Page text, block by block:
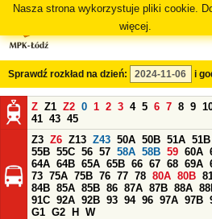
Nasza strona wykorzystuje pliki cookie.
więcej.
Sprawdź rozkład na dzień: i
Z Z1 Z2 0 1 2 3 4 5 6 7 8 9
41 43 45
Z3 Z6 Z13 Z43 50A 50B 51A 51B
55B 55C 56 57 58A 58B 59 60A
64A 64B 65A 65B 66 67 68 69A
73 75A 75B 76 77 78 80A 80B
84B 85A 85B 86 87A 87B 88A
91C 92A 92B 93 94 96 97A 97B
G1 G2 H
W